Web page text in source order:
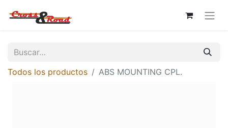
Todos los productos ABS MOUNTING CPL.